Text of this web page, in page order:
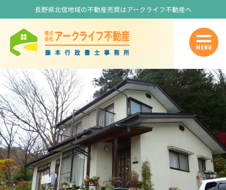
長野県北信地域の不動産売買はアークライフ不動産へ